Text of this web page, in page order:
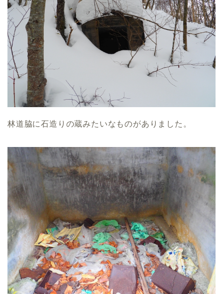
林道脇に石造りの蔵みたいなものがありました。